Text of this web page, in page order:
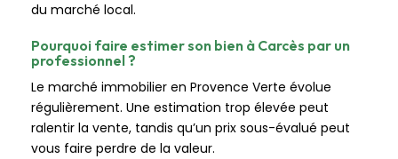
du marché local.
Pourquoi faire estimer son bien à Carcès par un
professionnel ?
Le marché immobilier en Provence Verte évolue
régulièrement. Une estimation trop élevée peut
ralentir la vente, tandis qu’un prix sous-évalué peut
vous faire perdre de la valeur.